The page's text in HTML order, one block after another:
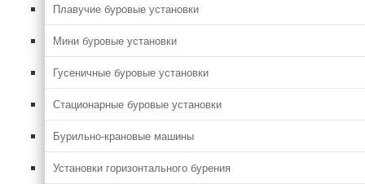
Плавучие буровые установки
Мини буровые установки
Гусеничные буровые установки
Стационарные буровые установки
Бурильно-крановые машины
Установки горизонтального бурения